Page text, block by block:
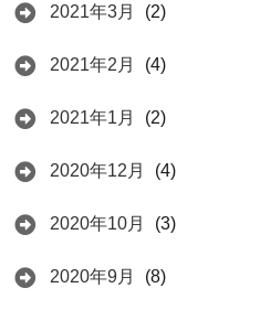
2021年3月 (2)
2021年2月 (4)
2021年1月 (2)
2020年12月 (4)
2020年10月 (3)
2020年9月 (8)